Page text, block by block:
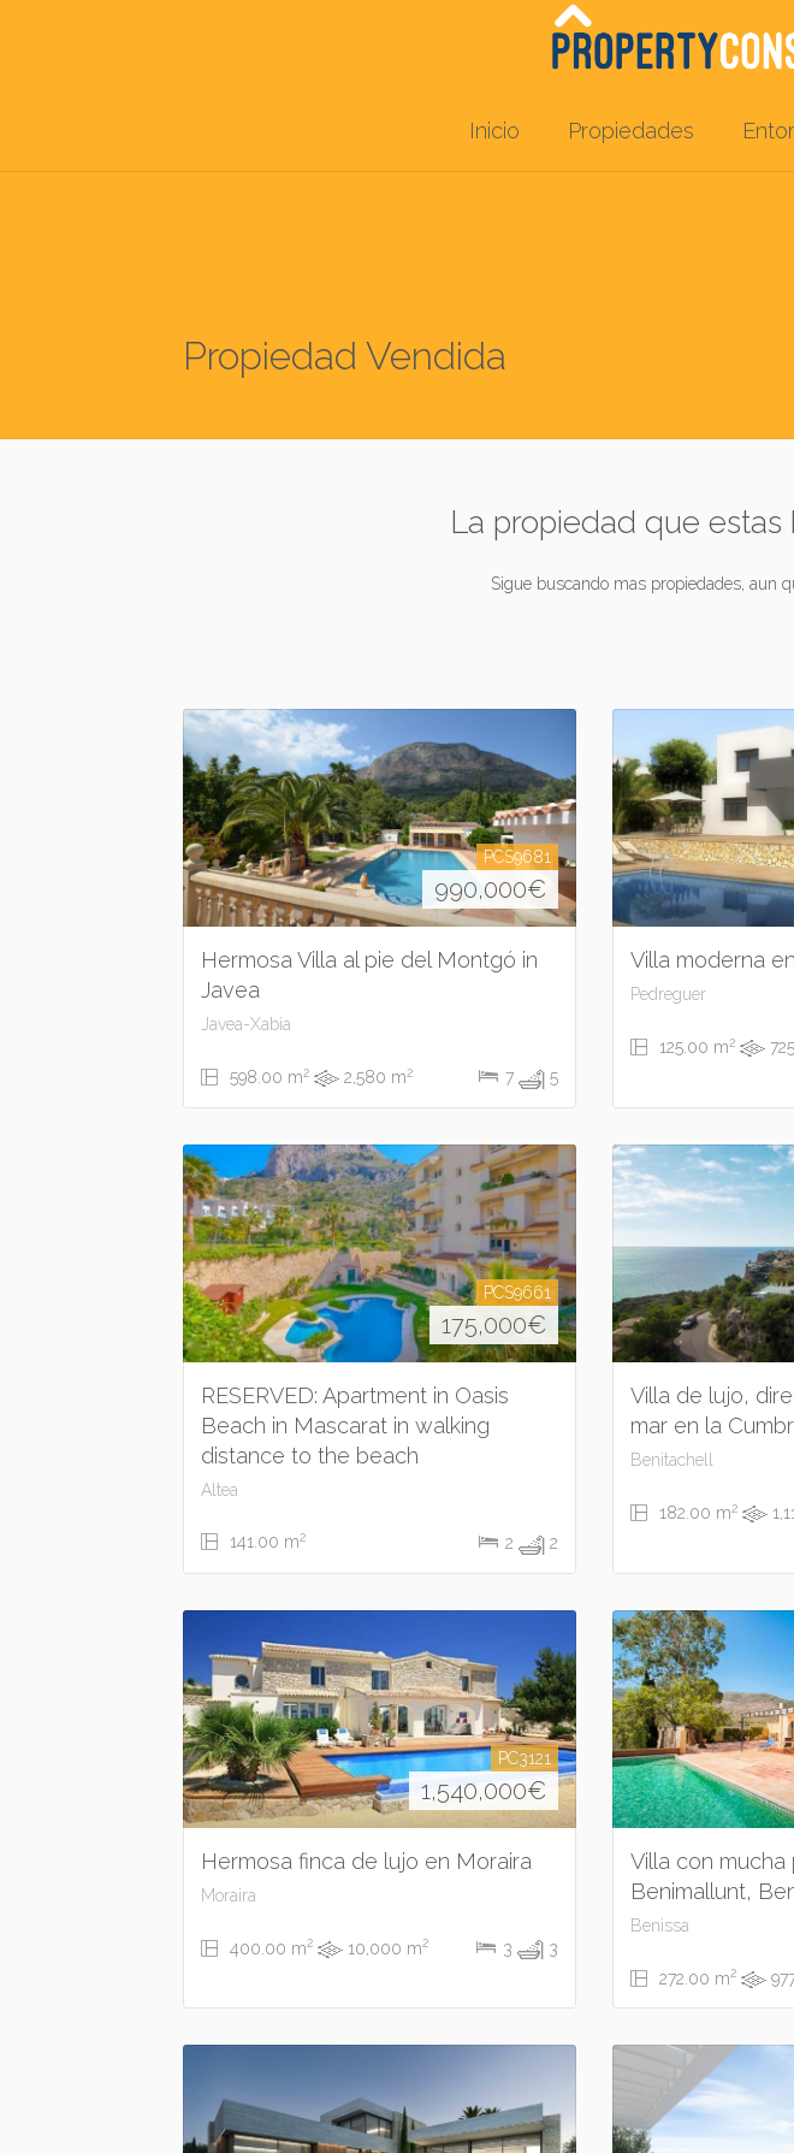
Inicio Propiedades
Propiedad Vendida
La propiedad que
Sigue buscando mas propiedades, aun
PCS9681
990,000€
Hermosa Villa al pie del Montgó in
Javea
Javea-Xabia
598.00 m2 2,580 m2 7 5
Villa moderna
Pedreguer
125.00 m2
PCS9661
175,000€
RESERVED: Apartment in Oasis
Beach in Mascarat in walking
distance to the beach
Altea
141.00 m2 2 2
Villa de lujo,
mar en la
Benitachell
182.00 m2
PC3121
1,540,000€
Hermosa finca de lujo en Moraira
Moraira
400.00 m2 10,000 m2 3 3
Villa con mucha
Benimallunt,
Benissa
272.00 m2